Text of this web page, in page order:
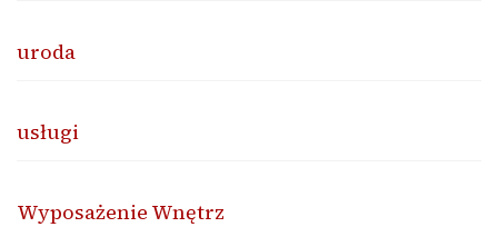
uroda
usługi
Wyposażenie Wnętrz